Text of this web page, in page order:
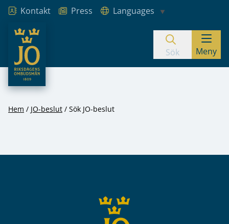
Hoppa till innehåll
Kontakt Press
Languages
JO – Riksdagens Ombudsmän
Sök Meny
Hem JO-beslut Sök JO-beslut